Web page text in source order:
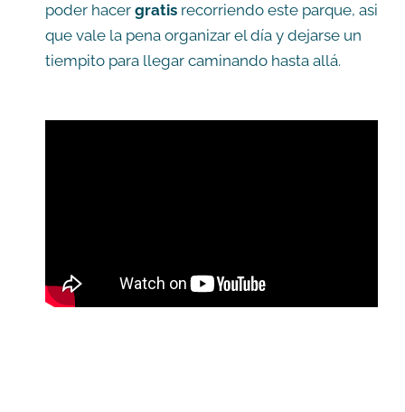
poder hacer gratis recorriendo este parque, asi
que vale la pena organizar el día y dejarse un
tiempito para llegar caminando hasta allá.